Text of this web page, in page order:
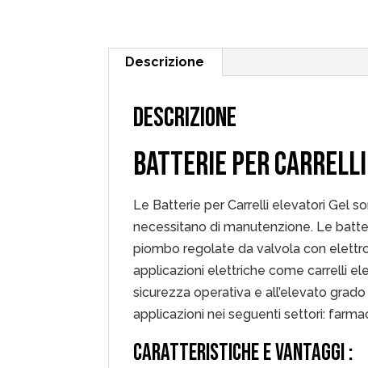
Descrizione
DESCRIZIONE
BATTERIE PER
Le Batterie per Carrelli elevatori Gel
necessitano di manutenzione. Le
piombo regolate da valvola con
applicazioni elettriche come carrelli
sicurezza operativa e all’elevato
applicazioni nei seguenti settori:
CARATTERISTICHE E VANTAGGI :